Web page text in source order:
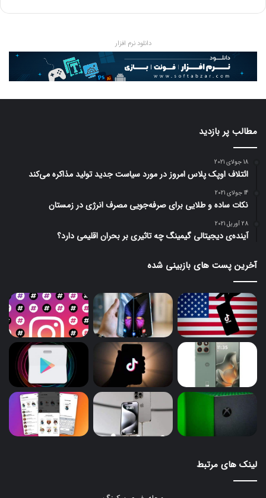
دانلود نرم افزار
مطالب پر بازدید
18 جولای 2021
ائتلاف اوپک پلاس امروز در مورد سیاست جدید تولید مذاکره می‌کند
14 جولای 2021
نکات ساده و طلایی برای صرفه‌جویی مصرف انرژی در زمستان
28 آوریل 2021
آینده‌ی دیجیتالی گیمینگ چه تاثیری بر بحران اقلیمی دارد؟
آخرین پست های بازبینی شده
لینک های مرتبط